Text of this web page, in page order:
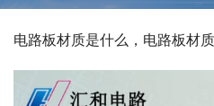
电路板材质是什么，电路板材